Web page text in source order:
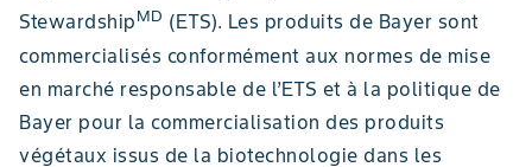
StewardshipMD (ETS). Les produits de Bayer sont
commercialisés conformément aux normes de mise
en marché responsable de l’ETS et à la politique de
Bayer pour la commercialisation des produits
végétaux issus de la biotechnologie dans les